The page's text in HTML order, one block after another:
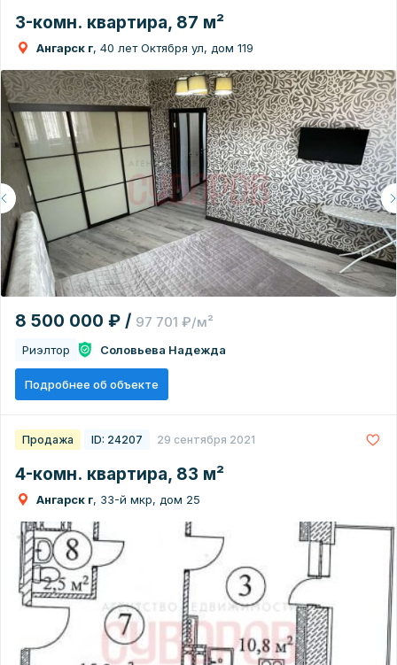
3-комн. квартира, 87 м²
Ангарск г, 40 лет Октября ул, дом 119
8 500 000 ₽ / 97 701 ₽/м²
Риэлтор Соловьева Надежда
Подробнее об объекте
Продажа ID: 24207 29 сентября 2021
4-комн. квартира, 83 м²
Ангарск г, 33-й мкр, дом 25